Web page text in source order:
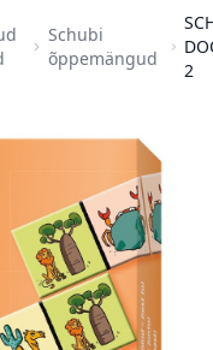
Schubi
õppemängud
2